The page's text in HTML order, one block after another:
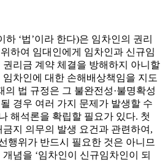
‘법’이라 한다)은 임차인의 권리
하여 임대인에게 임차인과 신규임
리금 계약 체결을 방해하지 아니할
차인에 대한 손해배상책임을 지도
의 법 규정은 그 불완전성·불명확성
경우 여러 가지 문제가 발생할 수
해석론을 확립할 필요가 있다. 첫
지 의무의 발생 요건과 관련하여,
행위가 반드시 필요한 것은 아니므
념을 ‘임차인이 신규임차인이 되